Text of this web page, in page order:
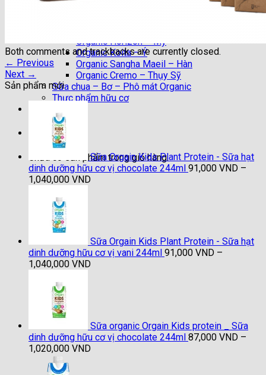
Organic Horizon – Mỹ
Organic Koita – Ý
Organic Sangha Maeil – Hàn
Organic Cremo – Thụy Sỹ
Sữa chua – Bơ – Phô mát Organic
Thực phẩm hữu cơ
Giỏ hàng
Chưa có sản phẩm trong giỏ hàng.
Both comments and trackbacks are currently closed.
← Previous
Next →
Sản phẩm mới
Sữa Orgain Kids Plant Protein - Sữa hạt
dinh dưỡng hữu cơ vị chocolate 244ml 91,000 VND –
1,040,000 VNDKhoảng
1,040,000 VND
Sữa Orgain Kids Plant Protein - Sữa hạt
dinh dưỡng hữu cơ vị vani 244ml 91,000 VND –
1,040,000 VNDKhoảng
1,040,000 VND
Sữa organic Orgain Kids protein _ Sữa
dinh dưỡng hữu cơ vị chocolate 244ml 87,000 VND –
1,020,000 VNDKhoảng